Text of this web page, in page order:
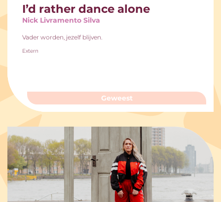
I’d rather dance alone
Nick Livramento Silva
Vader worden, jezelf blijven.
Extern
Geweest